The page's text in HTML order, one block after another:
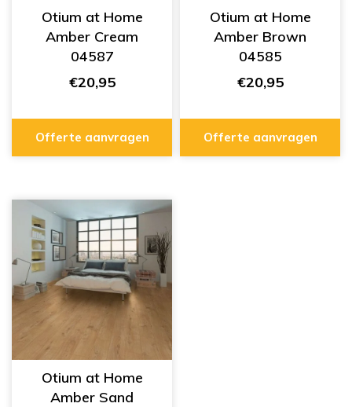
Otium at Home
Amber Cream
04587
€20,95
Offerte aanvragen
Otium at Home
Amber Brown
04585
€20,95
Offerte aanvragen
Otium at Home
Amber Sand